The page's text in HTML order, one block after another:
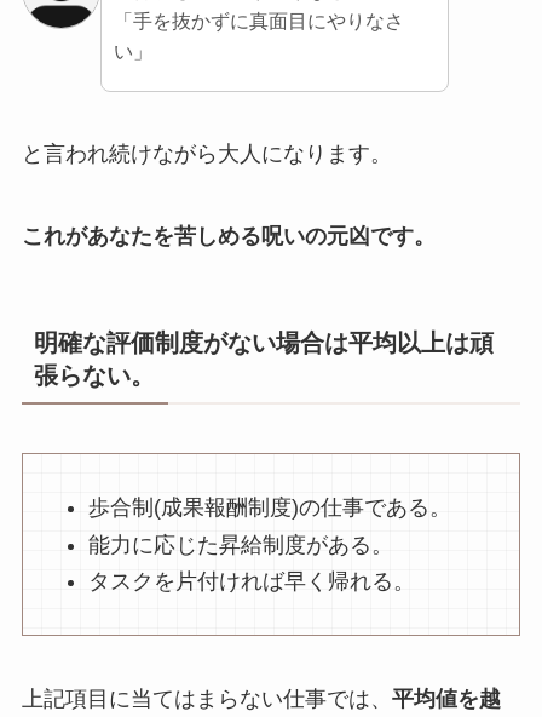
「手を抜かずに真面目にやりなさ
い」
と言われ続けながら大人になります。
これがあなたを苦しめる呪いの元凶です。
明確な評価制度がない場合は平均以上は頑
張らない。
歩合制(成果報酬制度)の仕事である。
能力に応じた昇給制度がある。
タスクを片付ければ早く帰れる。
上記項目に当てはまらない仕事では、 平均値を越